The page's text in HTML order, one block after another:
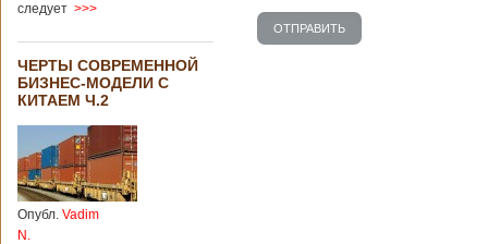
следует >>>
ЧЕРТЫ СОВРЕМЕННОЙ
БИЗНЕС-МОДЕЛИ С
КИТАЕМ Ч.2
Опубл. Vadim
N.